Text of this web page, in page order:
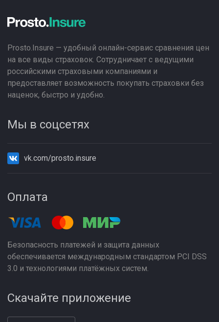
Prosto.Insure — удобный онлайн-сервис сравнения цен
на все виды страховок. Сотрудничает с ведущими
российскими страховыми компаниями и
предоставляет возможность покупать страховки без
наценок, быстро и удобно.
Мы в соцсетях
vk.com/prosto.insure
Оплата
Безопасность платежей и защита данных
обеспечивается международным стандартом PCI DSS
3.0 и технологиями платёжных систем.
Скачайте приложение